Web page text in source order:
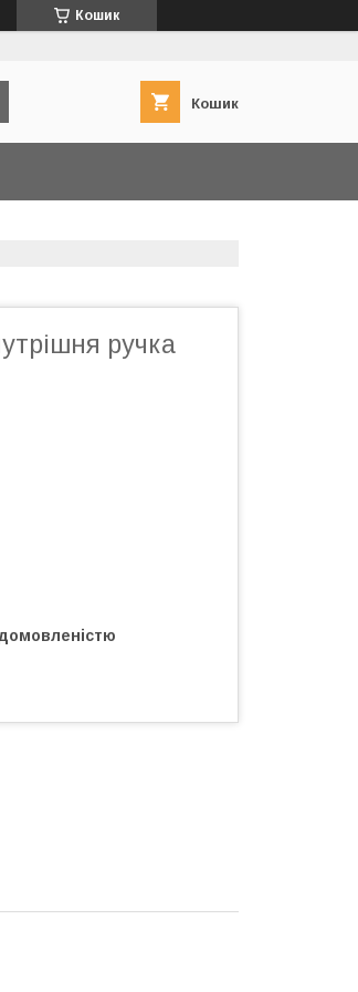
Кошик
Кошик
ручка